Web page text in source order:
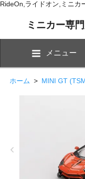
RideOn,ライドオン,ミニカ
ミニカー専
メニュー
ホーム > MINI GT